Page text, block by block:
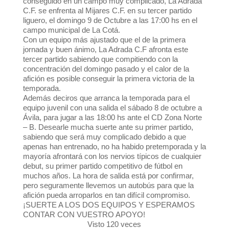
C.F. se enfrenta al Mijares C.F. en su tercer partido
liguero, el domingo 9 de Octubre a las 17:00 hs en el
campo municipal de La Cotá.
Con un equipo más ajustado que el de la primera
jornada y buen ánimo, La Adrada C.F afronta este
tercer partido sabiendo que compitiendo con la
concentración del domingo pasado y el calor de la
afición es posible conseguir la primera victoria de la
temporada.
Además deciros que arranca la temporada para el
equipo juvenil con una salida el sábado 8 de octubre a
Ávila, para jugar a las 18:00 hs ante el CD Zona Norte
– B. Desearle mucha suerte ante su primer partido,
sabiendo que será muy complicado debido a que
apenas han entrenado, no ha habido pretemporada y la
mayoría afrontará con los nervios típicos de cualquier
debut, su primer partido competitivo de fútbol en
muchos años. La hora de salida está por confirmar,
pero seguramente llevemos un autobús para que la
afición pueda arroparlos en tan difícil compromiso.
¡SUERTE A LOS DOS EQUIPOS Y ESPERAMOS
CONTAR CON VUESTRO APOYO!
Visto 120 veces